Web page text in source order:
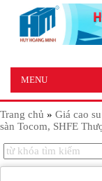
MENU
Trang chủ » Giá cao su
sàn Tocom, SHFE